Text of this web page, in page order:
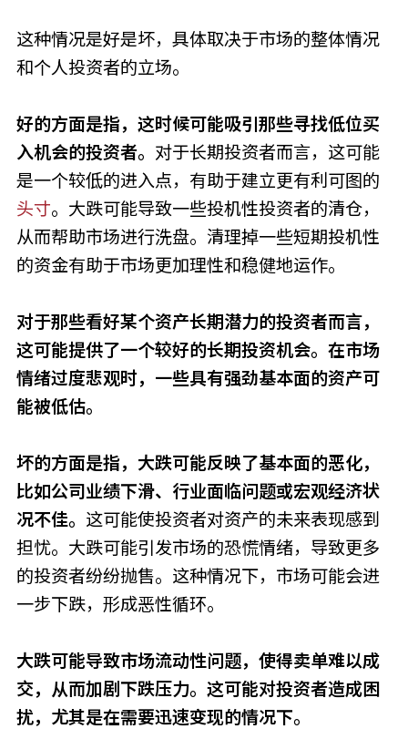
这种情况是好是坏，具体取决于市场的整体情况
和个人投资者的立场。
好的方面是指，这时候可能吸引那些寻找低位买
入机会的投资者。 对于长期投资者而言，这可能
是一个较低的进入点，有助于建立更有利可图的
头寸。大跌可能导致一些投机性投资者的清仓，
从而帮助市场进行洗盘。清理掉一些短期投机性
的资金有助于市场更加理性和稳健地运作。
对于那些看好某个资产长期潜力的投资者而言，
这可能提供了一个较好的长期投资机会。在市场
情绪过度悲观时，一些具有强劲基本面的资产可
能被低估。
坏的方面是指，大跌可能反映了基本面的恶化，
比如公司业绩下滑、行业面临问题或宏观经济状
况不佳。 这可能使投资者对资产的未来表现感到
担忧。大跌可能引发市场的恐慌情绪，导致更多
的投资者纷纷抛售。这种情况下，市场可能会进
一步下跌，形成恶性循环。
大跌可能导致市场流动性问题，使得卖单难以成
交，从而加剧下跌压力。这可能对投资者造成困
扰，尤其是在需要迅速变现的情况下。